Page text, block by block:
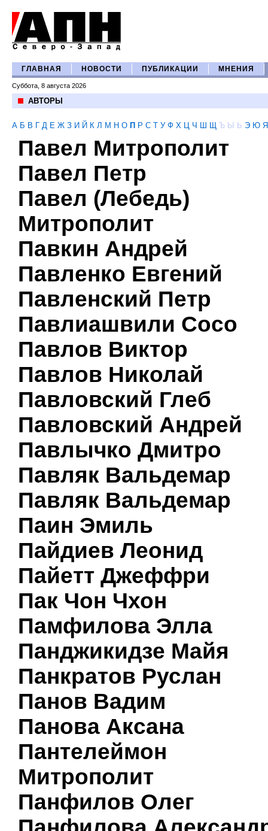
ГЛАВНАЯ НОВОСТИ ПУБЛИКАЦИИ МНЕНИЯ
Суббота, 8 августа 2026
АВТОРЫ
А Б В Г Д Е Ж З И Й К Л М Н О П Р С Т У Ф Х Ц Ч Ш Щ Ъ Ы Ь Э Ю Я
Павел Митрополит
Павел Петр
Павел (Лебедь)
Митрополит
Павкин Андрей
Павленко Евгений
Павленский Петр
Павлиашвили Сосо
Павлов Виктор
Павлов Николай
Павловский Глеб
Павловский Андрей
Павлычко Дмитро
Павляк Вальдемар
Павляк Вальдемар
Паин Эмиль
Пайдиев Леонид
Пайетт Джеффри
Пак Чон Чхон
Памфилова Элла
Панджикидзе Майя
Панкратов Руслан
Панов Вадим
Панова Аксана
Пантелеймон
Митрополит
Панфилов Олег